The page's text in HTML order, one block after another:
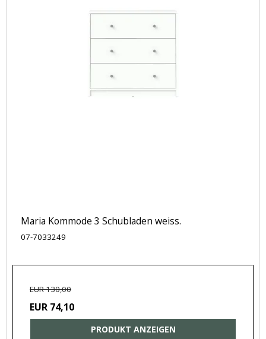
Maria Kommode 3 Schubladen weiss.
07-7033249
EUR 130,00
EUR 74,10
PRODUKT ANZEIGEN